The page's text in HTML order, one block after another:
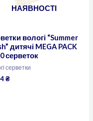
НАЯВНОСТІ
вологі “Summer
дитячі MEGA PACK
серветок
серветки
₴